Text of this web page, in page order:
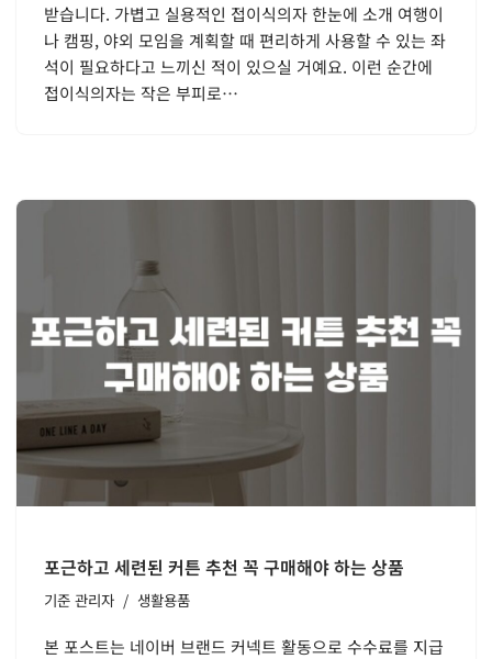
받습니다. 가볍고 실용적인 접이식의자 한눈에 소개 여행이
나 캠핑, 야외 모임을 계획할 때 편리하게 사용할 수 있는 좌
석이 필요하다고 느끼신 적이 있으실 거예요. 이런 순간에
접이식의자는 작은 부피로…
포근하고 세련된 커튼 추천 꼭 구매해야 하는 상품
기준 관리자 생활용품
본 포스트는 네이버 브랜드 커넥트 활동으로 수수료를 지급